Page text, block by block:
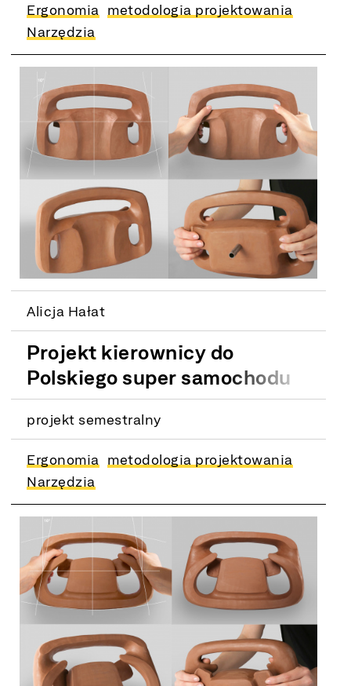
Ergonomia
metodologia projektowania
Narzędzia
Alicja Hałat
Projekt kierownicy do
Polskiego super samochodu
projekt semestralny
Ergonomia
metodologia projektowania
Narzędzia